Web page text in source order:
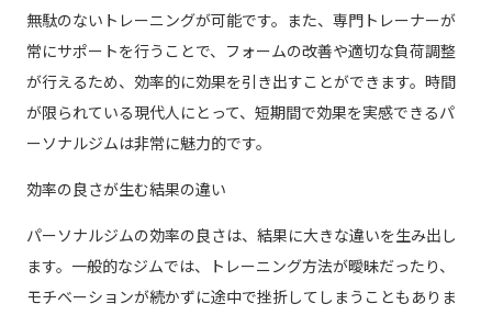
無駄のないトレーニングが可能です。また、専門トレーナーが
常にサポートを行うことで、フォームの改善や適切な負荷調整
が行えるため、効率的に効果を引き出すことができます。時間
が限られている現代人にとって、短期間で効果を実感できるパ
ーソナルジムは非常に魅力的です。
効率の良さが生む結果の違い
パーソナルジムの効率の良さは、結果に大きな違いを生み出し
ます。一般的なジムでは、トレーニング方法が曖昧だったり、
モチベーションが続かずに途中で挫折してしまうこともありま